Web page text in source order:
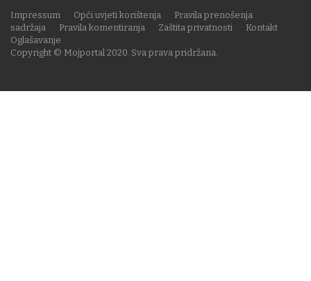
Copyright © Mojportal 2020. Sva prava pridržana.
Impressum Opći uvjeti korištenja
Pravila prenošenja
sadržaja
Pravila komentiranja Zaštita privatnosti
Kontakt
Oglašavanje